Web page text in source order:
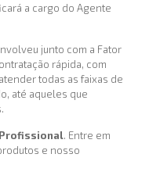
a cargo do Agente
junto com a Fator
rápida, com
todas as faixas de
até aqueles que
Profissional. Entre em
e nosso